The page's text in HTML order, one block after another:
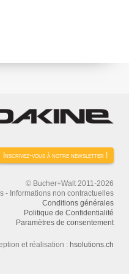
Inscrivez-vous à notre newsletter !
© Bucher+Walt 2011-2026
- Informations non contractuelles
Conditions générales
Politique de Confidentialité
Paramètres de consentement
et réalisation : hsolutions.ch